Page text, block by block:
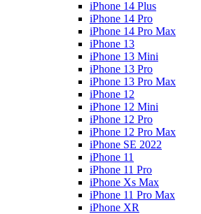
iPhone 14 Plus
iPhone 14 Pro
iPhone 14 Pro Max
iPhone 13
iPhone 13 Mini
iPhone 13 Pro
iPhone 13 Pro Max
iPhone 12
iPhone 12 Mini
iPhone 12 Pro
iPhone 12 Pro Max
iPhone SE 2022
iPhone 11
iPhone 11 Pro
iPhone Xs Max
iPhone 11 Pro Max
iPhone XR